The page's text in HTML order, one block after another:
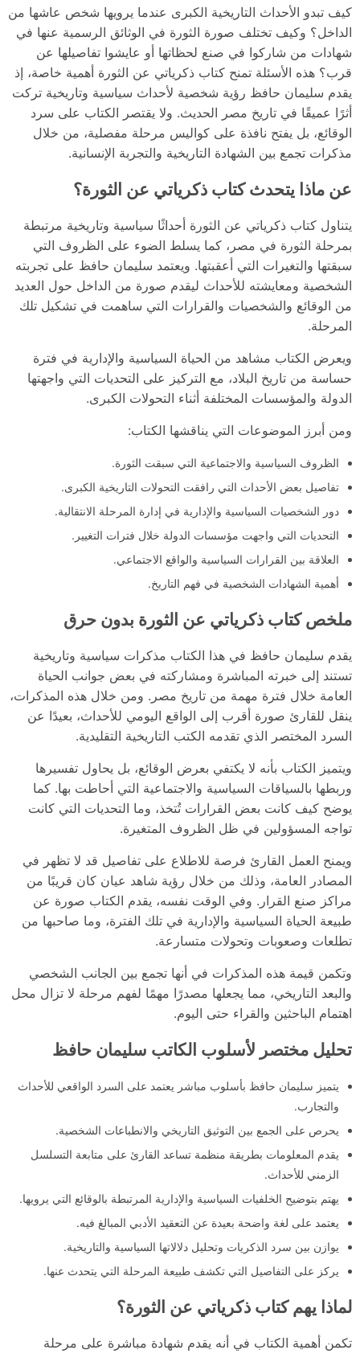
كيف تبدو الأحداث التاريخية الكبرى عندما يرويها شخص عاشها من
الداخل؟ وكيف تختلف صورة الثورة في الوثائق الرسمية عنها في
شهادات من شاركوا في صنع لحظاتها أو عايشوا تفاصيلها عن
قرب؟ هذه الأسئلة تمنح كتاب ذكرياتي عن الثورة أهمية خاصة، إذ
يقدم سليمان حافظ رؤية شخصية لأحداث سياسية وتاريخية تركت
أثرًا عميقًا في تاريخ مصر الحديث. ولا يقتصر الكتاب على سرد
الوقائع، بل يفتح نافذة على كواليس مرحلة مفصلية، من خلال
مذكرات تجمع بين الشهادة التاريخية والتجربة الإنسانية.
عن ماذا يتحدث كتاب ذكرياتي عن الثورة؟
يتناول كتاب ذكرياتي عن الثورة أحداثًا سياسية وتاريخية مرتبطة
بمرحلة الثورة في مصر، كما يسلط الضوء على الظروف التي
سبقتها والتغيرات التي أعقبتها. ويعتمد سليمان حافظ على تجربته
الشخصية ومعايشته للأحداث ليقدم صورة من الداخل حول العديد
من الوقائع والشخصيات والقرارات التي ساهمت في تشكيل تلك
المرحلة.
ويعرض الكتاب مشاهد من الحياة السياسية والإدارية في فترة
حساسة من تاريخ البلاد، مع التركيز على التحديات التي واجهتها
الدولة والمؤسسات المختلفة أثناء التحولات الكبرى.
ومن أبرز الموضوعات التي يناقشها الكتاب:
الظروف السياسية والاجتماعية التي سبقت الثورة.
تفاصيل بعض الأحداث التي رافقت التحولات التاريخية الكبرى.
دور الشخصيات السياسية والإدارية في إدارة المرحلة الانتقالية.
التحديات التي واجهت مؤسسات الدولة خلال فترات التغيير.
العلاقة بين القرارات السياسية والواقع الاجتماعي.
أهمية الشهادات الشخصية في فهم التاريخ.
ملخص كتاب ذكرياتي عن الثورة بدون حرق
يقدم سليمان حافظ في هذا الكتاب مذكرات سياسية وتاريخية
تستند إلى خبرته المباشرة ومشاركته في بعض جوانب الحياة
العامة خلال فترة مهمة من تاريخ مصر. ومن خلال هذه المذكرات،
ينقل للقارئ صورة أقرب إلى الواقع اليومي للأحداث، بعيدًا عن
السرد المختصر الذي تقدمه الكتب التاريخية التقليدية.
ويتميز الكتاب بأنه لا يكتفي بعرض الوقائع، بل يحاول تفسيرها
وربطها بالسياقات السياسية والاجتماعية التي أحاطت بها. كما
يوضح كيف كانت بعض القرارات تُتخذ، وما التحديات التي كانت
تواجه المسؤولين في ظل الظروف المتغيرة.
ويمنح العمل القارئ فرصة للاطلاع على تفاصيل قد لا تظهر في
المصادر العامة، وذلك من خلال رؤية شاهد عيان كان قريبًا من
مراكز صنع القرار. وفي الوقت نفسه، يقدم الكتاب صورة عن
طبيعة الحياة السياسية والإدارية في تلك الفترة، وما صاحبها من
تطلعات وصعوبات وتحولات متسارعة.
وتكمن قيمة هذه المذكرات في أنها تجمع بين الجانب الشخصي
والبعد التاريخي، مما يجعلها مصدرًا مهمًا لفهم مرحلة لا تزال محل
اهتمام الباحثين والقراء حتى اليوم.
تحليل مختصر لأسلوب الكاتب سليمان حافظ
يتميز سليمان حافظ بأسلوب مباشر يعتمد على السرد الواقعي للأحداث
والتجارب.
يحرص على الجمع بين التوثيق التاريخي والانطباعات الشخصية.
يقدم المعلومات بطريقة منظمة تساعد القارئ على متابعة التسلسل
الزمني للأحداث.
يهتم بتوضيح الخلفيات السياسية والإدارية المرتبطة بالوقائع التي يرويها.
يعتمد على لغة واضحة بعيدة عن التعقيد الأدبي المبالغ فيه.
يوازن بين سرد الذكريات وتحليل دلالاتها السياسية والتاريخية.
يركز على التفاصيل التي تكشف طبيعة المرحلة التي يتحدث عنها.
لماذا يهم كتاب ذكرياتي عن الثورة؟
تكمن أهمية الكتاب في أنه يقدم شهادة مباشرة على مرحلة